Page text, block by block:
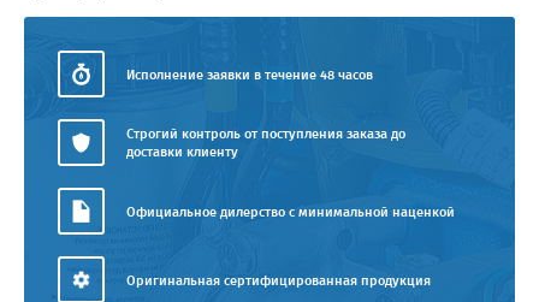
Исполнение заявки в течение 48 часов
Строгий контроль от поступления заказа до
доставки клиенту
Официальное дилерство с минимальной наценкой
Оригинальная сертифицированная продукция